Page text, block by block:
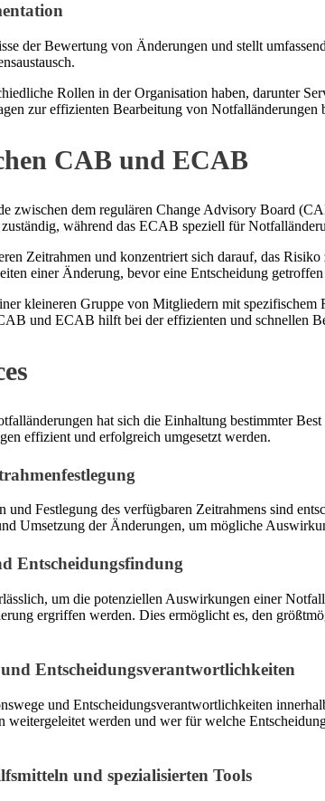
der Bewertung von Änderungen und stellt
Rollen in der Organisation haben, darunter
zur effizienten Bearbeitung von Notfalländerungen
CAB und ECAB
zwischen dem regulären Change Advisory Board
während das ECAB speziell für
Zeitrahmen und konzentriert sich darauf, das
einer Änderung, bevor eine Entscheidung
kleineren Gruppe von Mitgliedern mit
und ECAB hilft bei der effizienten und schnellen
hat sich die Einhaltung bestimmter
effizient und erfolgreich umgesetzt werden.
und Festlegung des verfügbaren Zeitrahmens sind
Umsetzung der Änderungen, um mögliche
Entscheidungsfindung
um die potenziellen Auswirkungen einer
ergriffen werden. Dies ermöglicht es, den
Entscheidungsverantwortlichkeiten
und Entscheidungsverantwortlichkeiten
werden und wer für welche
und spezialisierten Tools